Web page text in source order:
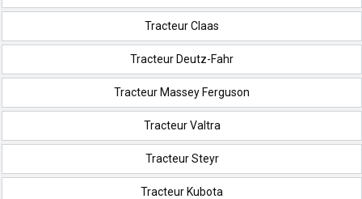
Tracteur Claas
Tracteur Deutz-Fahr
Tracteur Massey Ferguson
Tracteur Valtra
Tracteur Steyr
Tracteur Kubota